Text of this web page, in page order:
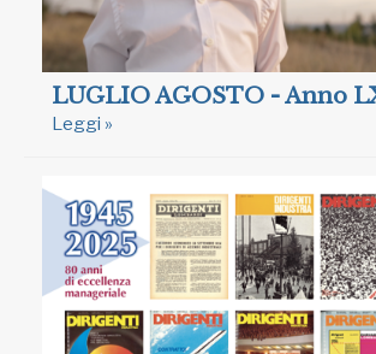
LUGLIO AGOSTO - Anno
Leggi »